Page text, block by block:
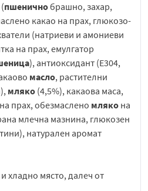
пшеничнобрашно, захар,
какао на прах, глюкозо-
(натриеви и амониеви
на прах, емулгатор
), антиоксидант (Е304,
масло, растителни
мляко (4,5%), какаова маса,
прах, обезмаслено мляко на
млечна мазнина, глюкозен
натурален аромат
хладно място, далеч от